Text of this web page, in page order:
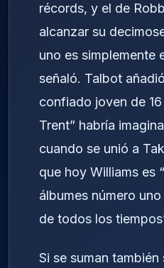
récords, y el de
alcanzar su
uno es simplemente
señaló. Talbot
confiado joven de
Trent” habría
cuando se unió a
que hoy Williams es
álbumes número
de todos los
Si se suman